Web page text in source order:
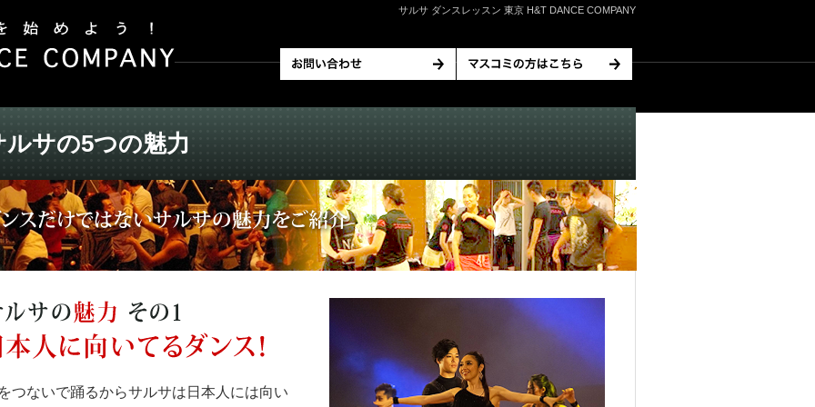
サルサ ダンスレッスン 東京 H&T DANCE COMPANY
ルサの5つの魅力
つないで踊るからサルサは日本人には向い